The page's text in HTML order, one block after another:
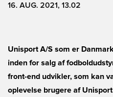
16. AUG. 2021, 13.02
Unisport A/S som er
inden for salg af
front-end udvikler, som kan
oplevelse brugere af